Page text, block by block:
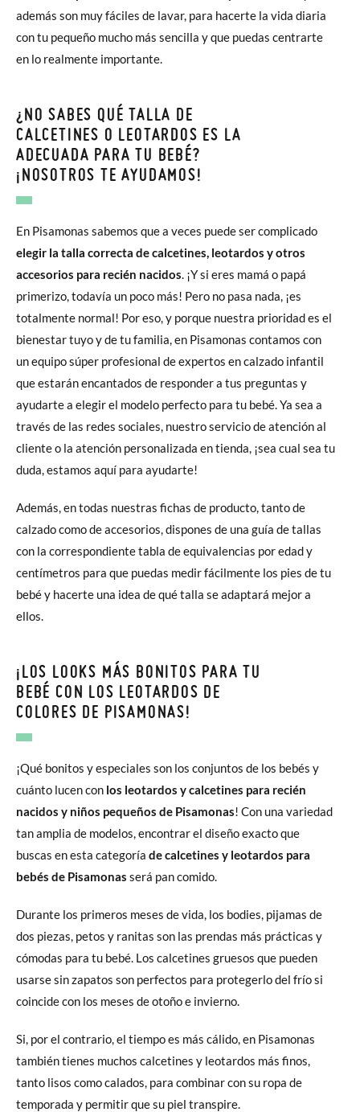
además son muy fáciles de lavar, para hacerte la vida diaria
con tu pequeño mucho más sencilla y que puedas centrarte
en lo realmente importante.
¿NO SABES QUÉ TALLA DE
CALCETINES O LEOTARDOS ES LA
ADECUADA PARA TU BEBÉ?
¡NOSOTROS TE AYUDAMOS!
En Pisamonas sabemos que a veces puede ser complicado
elegir la talla correcta de calcetines, leotardos y otros
accesorios para recién nacidos. ¡Y si eres mamá o papá
primerizo, todavía un poco más! Pero no pasa nada, ¡es
totalmente normal! Por eso, y porque nuestra prioridad es el
bienestar tuyo y de tu familia, en Pisamonas contamos con
un equipo súper profesional de expertos en calzado infantil
que estarán encantados de responder a tus preguntas y
ayudarte a elegir el modelo perfecto para tu bebé. Ya sea a
través de las redes sociales, nuestro servicio de atención al
cliente o la atención personalizada en tienda, ¡sea cual sea tu
duda, estamos aquí para ayudarte!
Además, en todas nuestras fichas de producto, tanto de
calzado como de accesorios, dispones de una guía de tallas
con la correspondiente tabla de equivalencias por edad y
centímetros para que puedas medir fácilmente los pies de tu
bebé y hacerte una idea de qué talla se adaptará mejor a
ellos.
¡LOS LOOKS MÁS BONITOS PARA TU
BEBÉ CON LOS LEOTARDOS DE
COLORES DE PISAMONAS!
¡Qué bonitos y especiales son los conjuntos de los bebés y
cuánto lucen con los leotardos y calcetines para recién
nacidos y niños pequeños de Pisamonas! Con una variedad
tan amplia de modelos, encontrar el diseño exacto que
buscas en esta categoría de calcetines y leotardos para
bebés de Pisamonas será pan comido.
Durante los primeros meses de vida, los bodies, pijamas de
dos piezas, petos y ranitas son las prendas más prácticas y
cómodas para tu bebé. Los calcetines gruesos que pueden
usarse sin zapatos son perfectos para protegerlo del frío si
coincide con los meses de otoño e invierno.
Si, por el contrario, el tiempo es más cálido, en Pisamonas
también tienes muchos calcetines y leotardos más finos,
tanto lisos como calados, para combinar con su ropa de
temporada y permitir que su piel transpire.